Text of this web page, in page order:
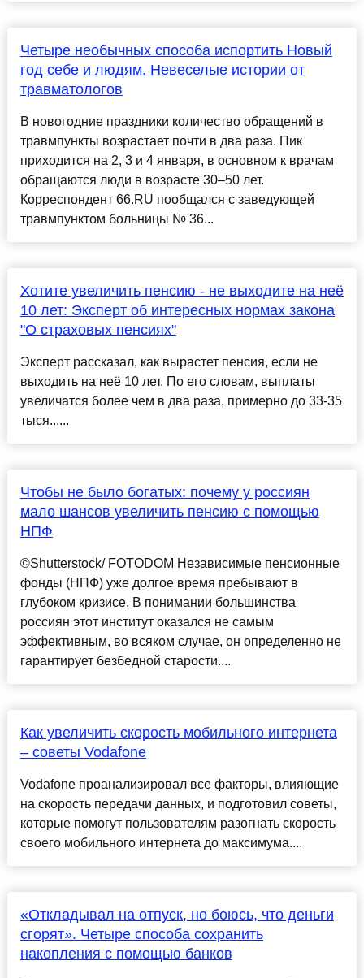
Четыре необычных способа испортить Новый
год себе и людям. Невеселые истории от
травматологов
В новогодние праздники количество обращений в
травмпункты возрастает почти в два раза. Пик
приходится на 2, 3 и 4 января, в основном к врачам
обращаются люди в возрасте 30–50 лет.
Корреспондент 66.RU пообщался с заведующей
травмпунктом больницы № 36...
Хотите увеличить пенсию - не выходите на неё
10 лет: Эксперт об интересных нормах закона
"О страховых пенсиях"
Эксперт рассказал, как вырастет пенсия, если не
выходить на неё 10 лет. По его словам, выплаты
увеличатся более чем в два раза, примерно до 33-35
тыся......
Чтобы не было богатых: почему у россиян
мало шансов увеличить пенсию с помощью
НПФ
©Shutterstock/ FOTODOM Независимые пенсионные
фонды (НПФ) уже долгое время пребывают в
глубоком кризисе. В понимании большинства
россиян этот институт оказался не самым
эффективным, во всяком случае, он определенно не
гарантирует безбедной старости....
Как увеличить скорость мобильного интернета
– советы Vodafone
Vodafone проанализировал все факторы, влияющие
на скорость передачи данных, и подготовил советы,
которые помогут пользователям разогнать скорость
своего мобильного интернета до максимума....
«Откладывал на отпуск, но боюсь, что деньги
сгорят». Четыре способа сохранить
накопления с помощью банков